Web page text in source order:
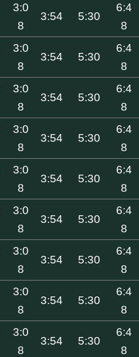
3:0
8
3:54 5:30
6:4
8
3:0
8
3:54 5:30
6:4
8
3:0
8
3:54 5:30
6:4
8
3:0
8
3:54 5:30
6:4
8
3:0
8
3:54 5:30
6:4
8
3:0
8
3:54 5:30
6:4
8
3:0
8
3:54 5:30
6:4
8
3:0
8
3:54 5:30
6:4
8
3:0
8
3:54 5:30
6:4
8